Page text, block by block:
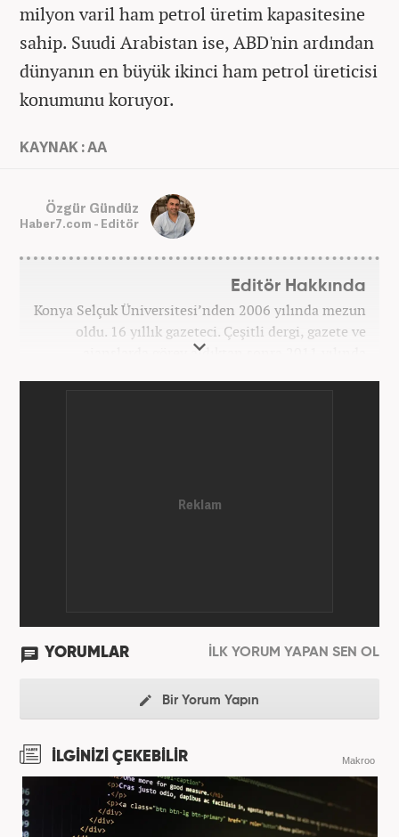
milyon varil ham petrol üretim kapasitesine
sahip. Suudi Arabistan ise, ABD'nin ardından
dünyanın en büyük ikinci ham petrol üreticisi
konumunu koruyor.
KAYNAK : AA
Özgür Gündüz
Haber7.com - Editör
Editör Hakkında
Konya Selçuk Üniversitesi’nden 2006 yılında mezun
oldu. 16 yıllık gazeteci. Çeşitli dergi, gazete ve
ajanslarda görev aldıktan sonra 2011 yılında
YORUMLAR İLK YORUM YAPAN SEN OL
Bir Yorum Yapın
İLGİNİZİ ÇEKEBİLİR Makroo